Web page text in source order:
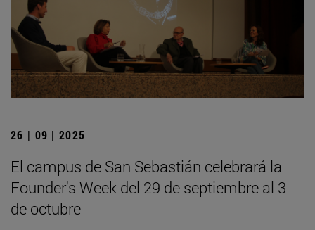
26 | 09 | 2025
El campus de San Sebastián celebrará la
Founder's Week del 29 de septiembre al 3
de octubre